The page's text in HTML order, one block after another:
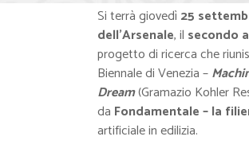
Si terrà giovedì 25
dell’Arsenale, il secondo
progetto di ricerca che
Biennale di Venezia –
Dream(Gramazio Kohler
da Fondamentale – la
artificiale in edilizia.